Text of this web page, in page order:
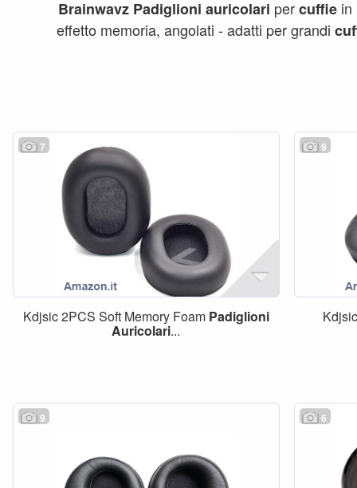
Brainwavz Padiglioni auricolari percuffie in
effetto memoria, angolati - adatti per grandi
7
Kdjsic 2PCS Soft Memory Foam Padiglioni
Auricolari...
9
9 6